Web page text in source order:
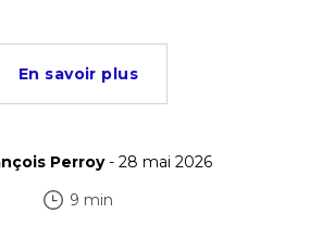
En savoir plus
Perroy- 28 mai 2026
9 min